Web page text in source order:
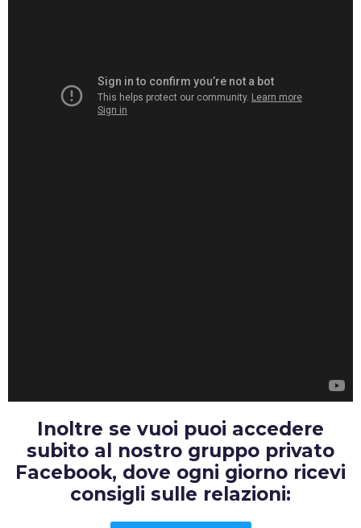
Inoltre se vuoi puoi accedere
subito al nostro gruppo privato
Facebook, dove ogni giorno ricevi
consigli sulle relazioni: